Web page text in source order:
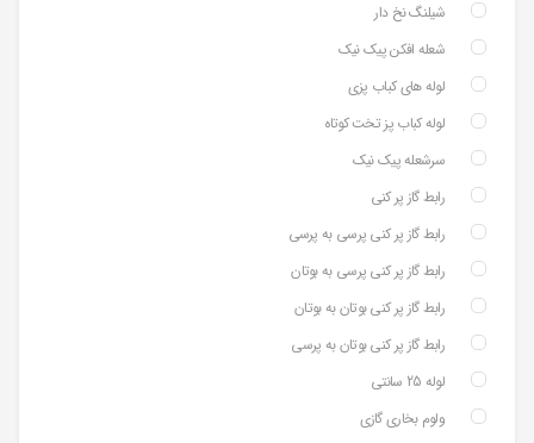
شیلنگ نخ دار
شعله افکن پیک نیک
لوله های کباب پزی
لوله کباب پز تخت کوتاه
سرشعله پیک نیک
رابط گاز پر کنی
رابط گاز پر کنی پرسی به پرسی
رابط گاز پر کنی پرسی به بوتان
رابط گاز پر کنی بوتان به بوتان
رابط گاز پر کنی بوتان به پرسی
لوله 25 سانتی
ولوم بخاری گازی